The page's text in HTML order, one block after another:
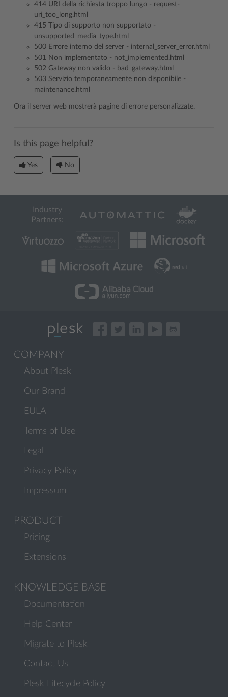
414 URI della richiesta troppo lungo - request-
uri_too_long.html
415 Tipo di supporto non supportato -
unsupported_media_type.html
500 Errore interno del server - internal_server_error.html
501 Non implementato - not_implemented.html
502 Gateway non valido - bad_gateway.html
503 Servizio temporaneamente non disponibile -
maintenance.html
Ora il server web mostrerà pagine di errore personalizzate.
Is this page helpful?
Yes No
Industry
Partners:
COMPANY
About Plesk
Our Brand
EULA
Terms of Use
Legal
Privacy Policy
Impressum
PRODUCT
Pricing
Extensions
KNOWLEDGE BASE
Documentation
Help Center
Migrate to Plesk
Contact Us
Plesk Lifecycle Policy